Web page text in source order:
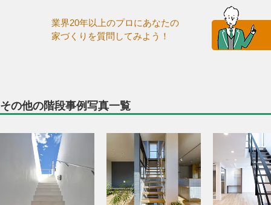
業界20年以上のプロにあなたの
家づくりを質問してみよう！
その他の階段事例写真一覧